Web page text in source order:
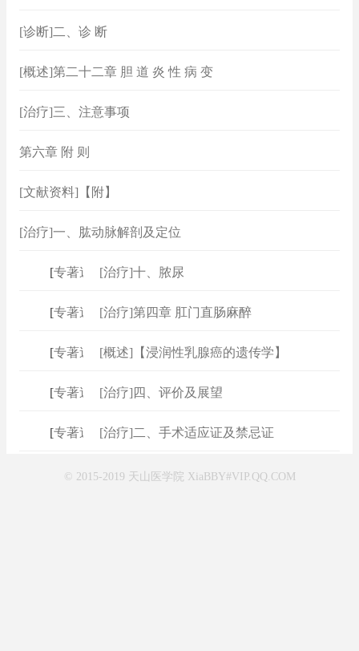
[诊断]二、诊 断
[概述]第二十二章 胆 道 炎 性 病 变
[治疗]三、注意事项
第六章 附 则
[文献资料]【附】
[治疗]一、肱动脉解剖及定位
专著速查]
[治疗]十、脓尿
专著速查]
[治疗]第四章 肛门直肠麻醉
专著速查]
[概述]【浸润性乳腺癌的遗传学】
专著速查]
[治疗]四、评价及展望
专著速查]
[治疗]二、手术适应证及禁忌证
© 2015-2019 天山医学院 XiaBBY#VIP.QQ.COM